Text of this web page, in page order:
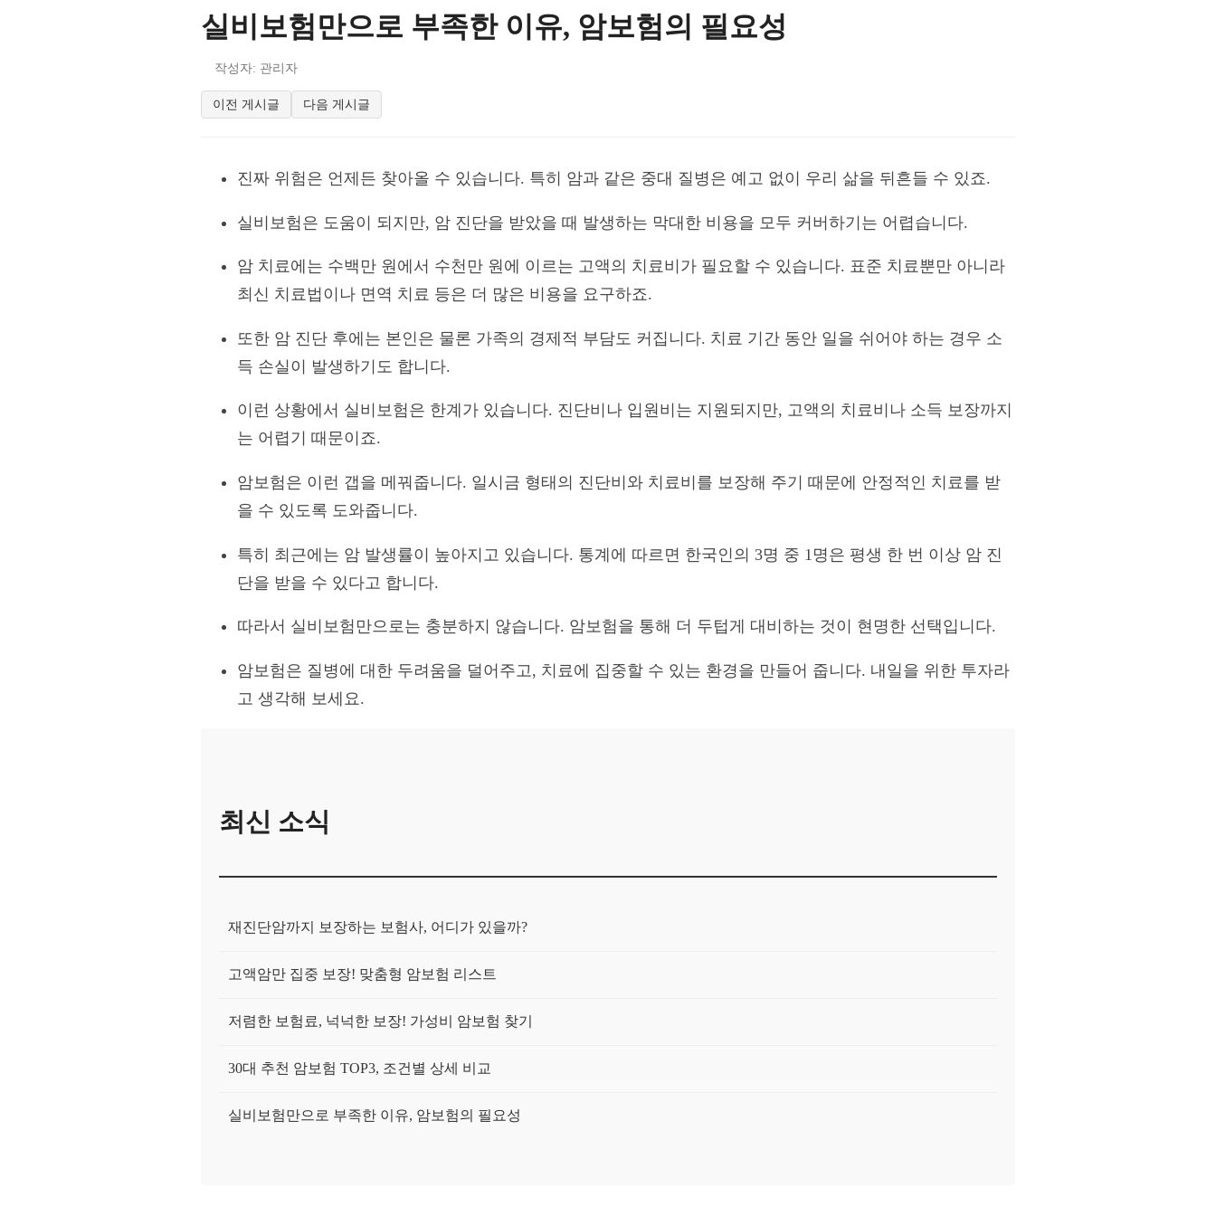
실비보험만으로 부족한 이유, 암보험의 필요성
작성자: 관리자
이전 게시글 다음 게시글
진짜 위험은 언제든 찾아올 수 있습니다. 특히 암과 같은 중대 질병은 예고 없이 우리 삶을 뒤흔들 수 있죠.
실비보험은 도움이 되지만, 암 진단을 받았을 때 발생하는 막대한 비용을 모두 커버하기는 어렵습니다.
암 치료에는 수백만 원에서 수천만 원에 이르는 고액의 치료비가 필요할 수 있습니다. 표준 치료뿐만 아니라
최신 치료법이나 면역 치료 등은 더 많은 비용을 요구하죠.
또한 암 진단 후에는 본인은 물론 가족의 경제적 부담도 커집니다. 치료 기간 동안 일을 쉬어야 하는 경우 소
득 손실이 발생하기도 합니다.
이런 상황에서 실비보험은 한계가 있습니다. 진단비나 입원비는 지원되지만, 고액의 치료비나 소득 보장까지
는 어렵기 때문이죠.
암보험은 이런 갭을 메꿔줍니다. 일시금 형태의 진단비와 치료비를 보장해 주기 때문에 안정적인 치료를 받
을 수 있도록 도와줍니다.
특히 최근에는 암 발생률이 높아지고 있습니다. 통계에 따르면 한국인의 3명 중 1명은 평생 한 번 이상 암 진
단을 받을 수 있다고 합니다.
따라서 실비보험만으로는 충분하지 않습니다. 암보험을 통해 더 두텁게 대비하는 것이 현명한 선택입니다.
암보험은 질병에 대한 두려움을 덜어주고, 치료에 집중할 수 있는 환경을 만들어 줍니다. 내일을 위한 투자라
고 생각해 보세요.
최신 소식
재진단암까지 보장하는 보험사, 어디가 있을까?
고액암만 집중 보장! 맞춤형 암보험 리스트
저렴한 보험료, 넉넉한 보장! 가성비 암보험 찾기
30대 추천 암보험 TOP3, 조건별 상세 비교
실비보험만으로 부족한 이유, 암보험의 필요성